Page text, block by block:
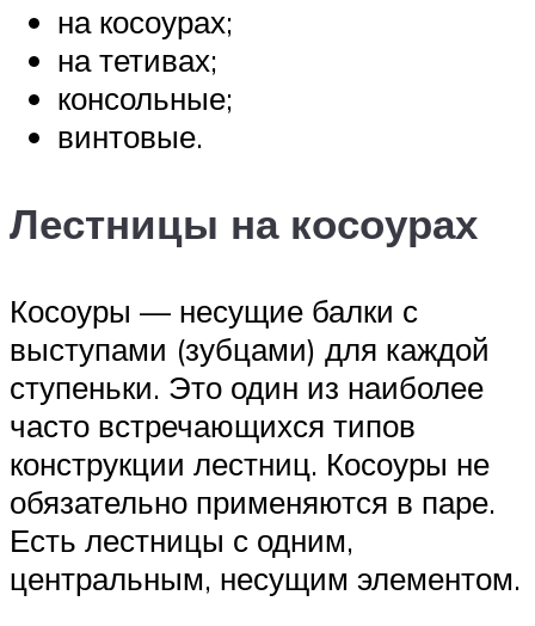
на косоурах;
на тетивах;
консольные;
винтовые.
Лестницы на косоурах
Косоуры — несущие балки с
выступами (зубцами) для каждой
ступеньки. Это один из наиболее
часто встречающихся типов
конструкции лестниц. Косоуры не
обязательно применяются в паре.
Есть лестницы с одним,
центральным, несущим элементом.